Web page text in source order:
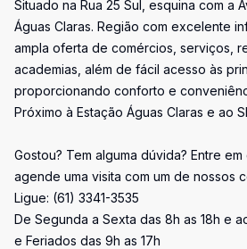
Situado na Rua 25 Sul, esquina com a
Águas Claras. Região com excelente
ampla oferta de comércios, serviços,
academias, além de fácil acesso às
proporcionando conforto e
Próximo à Estação Águas Claras e ao
Gostou? Tem alguma dúvida? Entre
agende uma visita com um de nossos
Ligue: (61) 3341-3535
De Segunda a Sexta das 8h as 18h e
e Feriados das 9h as 17h